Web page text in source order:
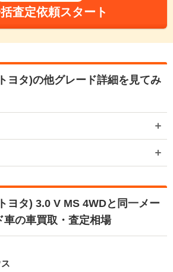
査定依頼スタート
ヨタ)の他グレード詳細を見てみ
ヨタ) 3.0 V MS 4WDと同一メー
車の車買取・査定相場